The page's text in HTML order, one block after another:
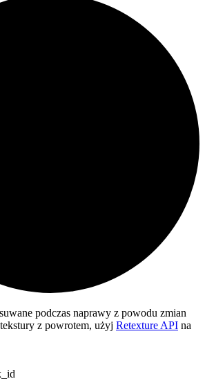
podczas naprawy z powodu zmian
z powrotem, użyj Retexture API na